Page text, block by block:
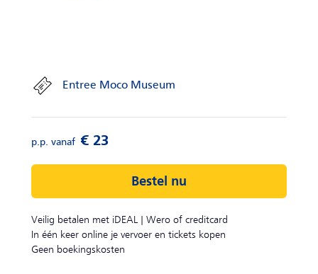
Entree Moco Museum
Bestel nu
Veilig betalen met iDEAL | Wero of creditcard
In één keer online je vervoer en tickets kopen
Geen boekingskosten